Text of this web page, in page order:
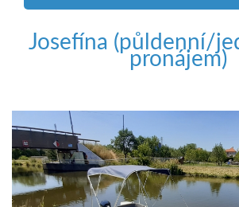
Josefína (půldenní/
pronájem)